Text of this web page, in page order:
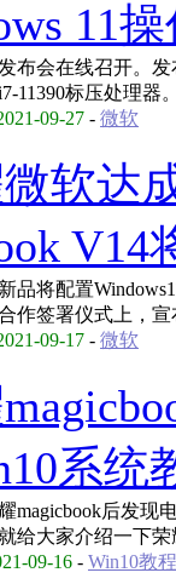
11
布会在线召开。
11390标压处理器
09-27 - 微软
软达
V14
品将配置
作签署仪式上，
09-17 - 微软
系统
magicbook后发现
给大家介绍一下
09-16 - Win10教程